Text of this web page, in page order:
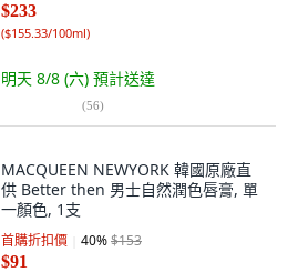
$233
($155.33/100ml)
明天 8/8 (六) 預計送達
(56)
MACQUEEN NEWYORK 韓國原廠直
供 Better then 男士自然潤色唇膏, 單
一顏色, 1支
首購折扣價 40%$153
$91